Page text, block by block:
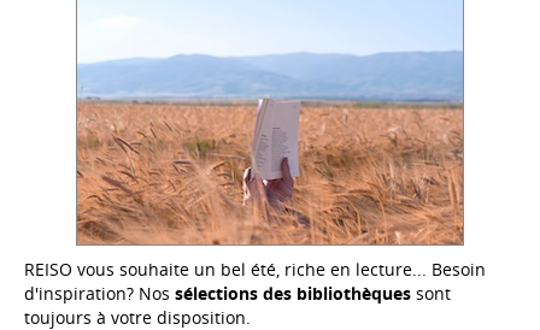
REISO vous souhaite un bel été, riche en lecture... Besoin
d'inspiration? Nos sélections des bibliothèques sont
toujours à votre disposition.